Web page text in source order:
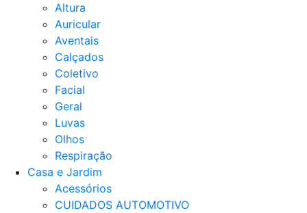
Altura
Auricular
Aventais
Calçados
Coletivo
Facial
Geral
Luvas
Olhos
Respiração
Casa e Jardim
Acessórios
CUIDADOS AUTOMOTIVO